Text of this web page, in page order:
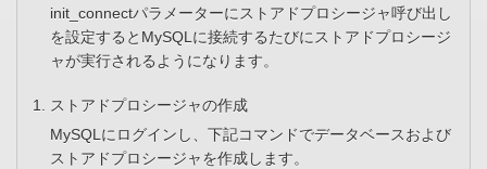
init_connectパラメーターにストアドプロシージャ呼び出し
を設定するとMySQLに接続するたびにストアドプロシージ
ャが実行されるようになります。
ストアドプロシージャの作成
MySQLにログインし、下記コマンドでデータベースおよび
ストアドプロシージャを作成します。